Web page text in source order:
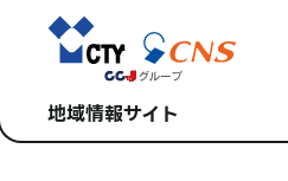
地域情報サイト